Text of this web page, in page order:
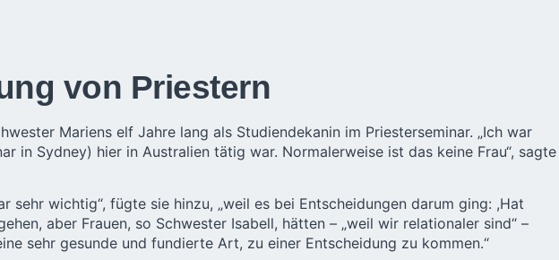
von Priestern
Mariens elf Jahre lang als Studiendekanin im Priesterseminar. „Ich war
in Sydney) hier in Australien tätig war. Normalerweise ist das keine Frau“, sagte
wichtig“, fügte sie hinzu, „weil es bei Entscheidungen darum ging: ,Hat
aber Frauen, so Schwester Isabell, hätten – „weil wir relationaler sind“ –
sehr gesunde und fundierte Art, zu einer Entscheidung zu kommen.“